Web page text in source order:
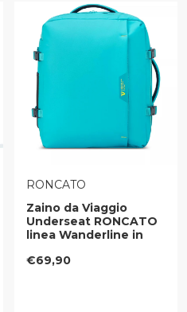
VENDITORE:
RONCATO
Zaino da Viaggio
Underseat RONCATO
linea Wanderline in
Turchese
Prezzo regolare
€69,90